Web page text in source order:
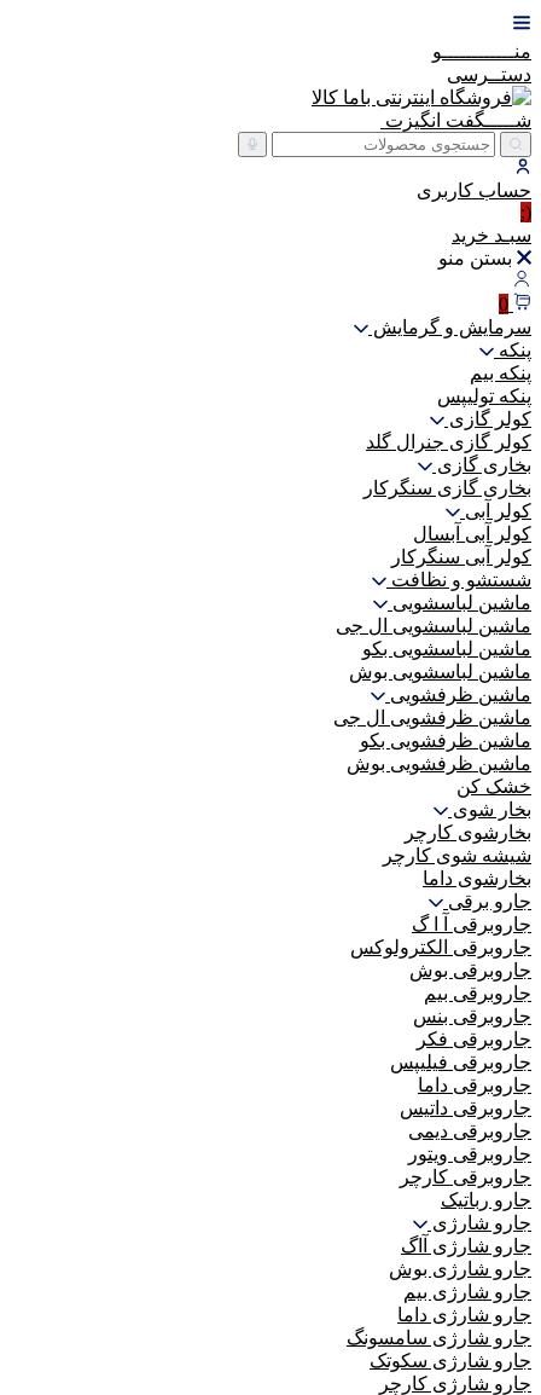
منــــــــــــو
دستــرسی
شـــــگفت انگیزت
حساب کاربری
(:
سبـد خرید
بستن منو
0
سرمایش و گرمایش
پنکه
پنکه بیم
پنکه تولیپس
کولر گازی
کولر گازی جنرال گلد
بخاری گازی
بخاری گازی سنگرکار
کولر آبی
کولر آبی آبسال
کولر آبی سنگرکار
شستشو و نظافت
ماشین لباسشویی
ماشین لباسشویی ال جی
ماشین لباسشویی بکو
ماشین لباسشویی بوش
ماشین ظرفشویی
ماشین ظرفشویی ال جی
ماشین ظرفشویی بکو
ماشین ظرفشویی بوش
خشک کن
بخار شوی
بخارشوی کارچر
شیشه شوی کارچر
بخارشوی داما
جارو برقی
جاروبرقی آ ا گ
جاروبرقی الکترولوکس
جاروبرقی بوش
جاروبرقی بیم
جاروبرقی بنس
جاروبرقی فکر
جاروبرقی فیلیپس
جاروبرقی داما
جاروبرقی داتیس
جاروبرقی دیمی
جاروبرقی ویتور
جاروبرقی کارچر
جارو رباتیک
جارو شارژی
جارو شارژی آاگ
جارو شارژی بوش
جارو شارژی بیم
جارو شارژی داما
جارو شارژی سامسونگ
جارو شارژی سکوتک
جارو شارژی کارچر